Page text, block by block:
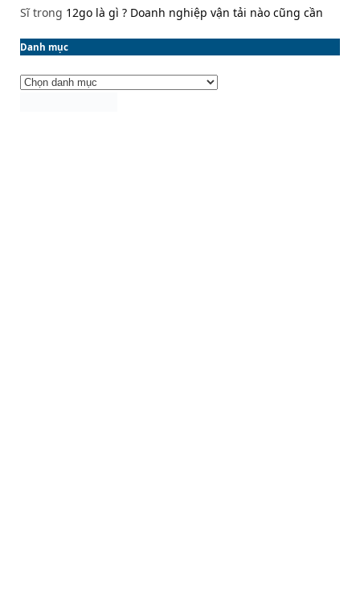
Sĩtrong 12go là gì ? Doanh nghiệp vận tải nào cũng cần
Danh mục
Danh